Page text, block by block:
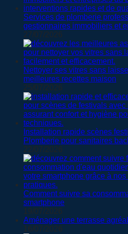
Services de plomberie
gestionnaires immobiliers et
27/07/2026
Nettoyer ses vitres sans
meilleures recettes maison
25/07/2026
Installation rapide scènes
Plomberie pour sanitaires
22/07/2026
Comment suivre sa
smartphone
19/07/2026
Aménager une terrasse
16/07/2026